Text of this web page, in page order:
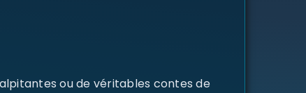
ou de véritables contes de